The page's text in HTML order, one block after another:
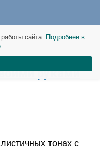
руками
тонах с
сайта. Подробнее в
.